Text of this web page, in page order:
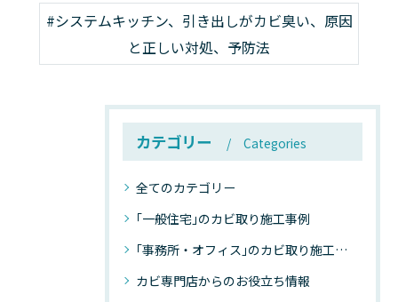
#システムキッチン、引き出しがカビ臭い、原因
と正しい対処、予防法
カテゴリー Categories
全てのカテゴリー
｢一般住宅｣のカビ取り施工事例
｢事務所・オフィス｣のカビ取り施工事例
カビ専門店からのお役立ち情報